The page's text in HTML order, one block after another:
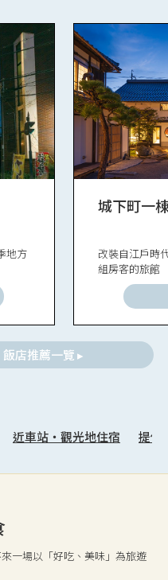
地方
城下町一
改裝自江戶時
組房客的旅館
店推薦一覽 ▸
近車站・觀光地住宿 提供
一場以「好吃、美味」為旅遊